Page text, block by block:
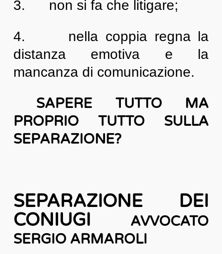
3. non si fa che litigare;
4. nella coppia regna la
distanza emotiva e la
mancanza di comunicazione.
SAPERE TUTTO MA
PROPRIO TUTTO SULLA
SEPARAZIONE?
SEPARAZIONE DEI
CONIUGI AVVOCATO
SERGIO ARMAROLI